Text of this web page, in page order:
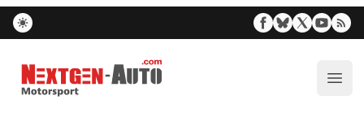
Nextgen-Auto.com